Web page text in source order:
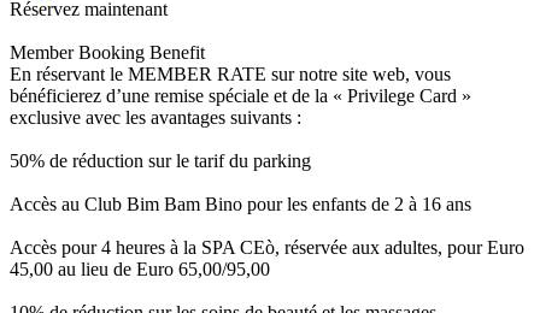
Réservez maintenant
Member Booking Benefit
En réservant le MEMBER RATE sur notre site web, vous
bénéficierez d’une remise spéciale et de la « Privilege Card »
exclusive avec les avantages suivants :
50% de réduction sur le tarif du parking
Accès au Club Bim Bam Bino pour les enfants de 2 à 16 ans
Accès pour 4 heures à la SPA CEò, réservée aux adultes, pour Euro
45,00 au lieu de Euro 65,00/95,00